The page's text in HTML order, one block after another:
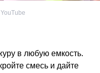
в любую емкость.
смесь и дайте